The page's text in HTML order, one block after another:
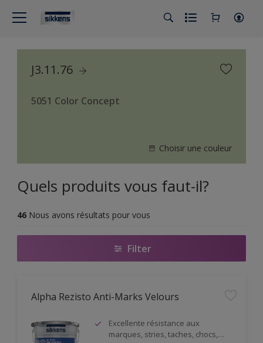
J3.11.76
5051 Color Concept
Choisir une couleur
Quels produits vous faut-il?
46 Nous avons résultats pour vous
Filter
Alpha Rezisto Anti-Marks Velours
Excellente résistance aux
marques, stries, taches, chocs,…